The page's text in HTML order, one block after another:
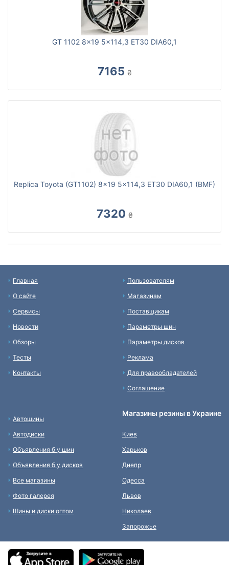
GT 1102 8x19 5x114,3 ET30 DIA60,1
7165 ₴
Replica Toyota (GT1102) 8x19 5x114,3 ET30 DIA60,1 (BMF)
7320 ₴
Главная
О сайте
Сервисы
Новости
Обзоры
Тесты
Контакты
Пользователям
Магазинам
Поставщикам
Параметры шин
Параметры дисков
Реклама
Для правообладателей
Соглашение
Автошины
Автодиски
Объявления б у шин
Объявления б у дисков
Все магазины
Фото галерея
Шины и диски оптом
Магазины резины в Украине
Киев
Харьков
Днепр
Одесса
Львов
Николаев
Запорожье